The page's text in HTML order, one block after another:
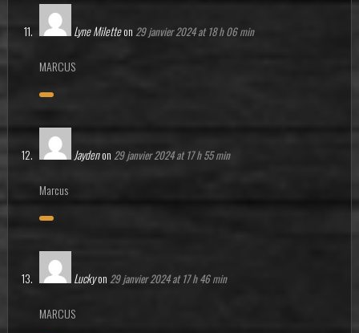
Lyne Miletteon 29 janvier 2024 at 18 h 06 min
MARCUS
Jaydenon 29 janvier 2024 at 17 h 55 min
Marcus
Luckyon 29 janvier 2024 at 17 h 46 min
MARCUS